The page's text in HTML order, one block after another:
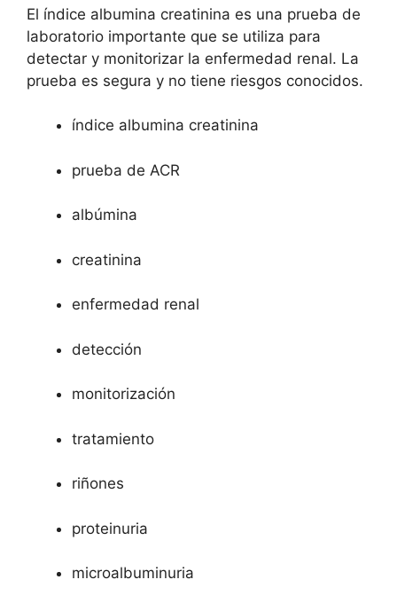
El índice albumina creatinina es una prueba de
laboratorio importante que se utiliza para
detectar y monitorizar la enfermedad renal. La
prueba es segura y no tiene riesgos conocidos.
índice albumina creatinina
prueba de ACR
albúmina
creatinina
enfermedad renal
detección
monitorización
tratamiento
riñones
proteinuria
microalbuminuria